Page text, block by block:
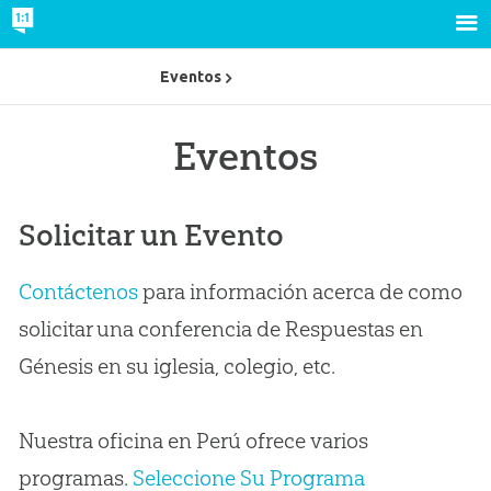
Eventos
Solicitar un Evento
Contáctenospara información acerca de como
solicitar una conferencia de Respuestas en
Génesis en su iglesia, colegio, etc.
Nuestra oficina en Perú ofrece varios
programas. Seleccione Su Programa
Eventos